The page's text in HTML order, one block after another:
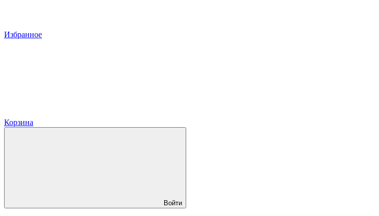
Избранное
Корзина
Войти